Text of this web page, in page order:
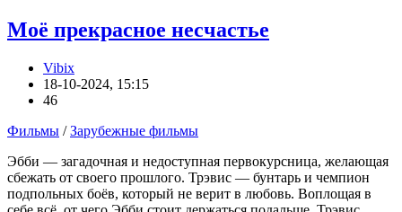
Моё прекрасное несчастье
Vibix
18-10-2024, 15:15
46
Фильмы /Зарубежные фильмы
Эбби — загадочная и недоступная первокурсница, желающая
сбежать от своего прошлого. Трэвис — бунтарь и чемпион
подпольных боёв, который не верит в любовь. Воплощая в